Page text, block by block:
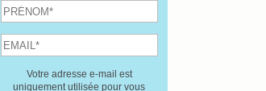
Votre adresse e-mail est
uniquement utilisée pour vous